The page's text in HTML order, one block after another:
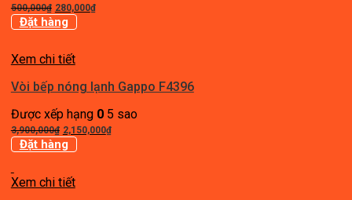
500,000₫ Giá
gốc
500,000₫.
280,000₫Giá
Đặt hàng
Xem chi tiết
Vòi bếp nóng lạnh Gappo F4396
Được xếp hạng 05 sao
3,900,000₫ Giá
gốc
3,900,000₫.
2,150,000₫Giá
Đặt hàng
Xem chi tiết